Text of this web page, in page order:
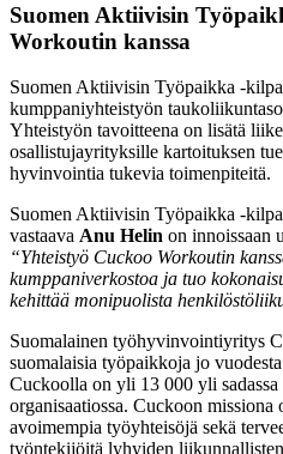
Suomen Aktiivisin
Workoutin kanssa
Suomen Aktiivisin Työpaikka -
kumppaniyhteistyön
Yhteistyön tavoitteena on lisätä
osallistujayrityksille kartoituksen
hyvinvointia tukevia toimenpiteitä.
Suomen Aktiivisin Työpaikka -
vastaava Anu Helin on innoissaan
“Yhteistyö Cuckoo Workoutin
kumppaniverkostoa ja tuo
kehittää monipuolista
Suomalainen työhyvinvointiyritys
suomalaisia työpaikkoja jo
Cuckoolla on yli 13 000 yli sadassa
organisaatiossa. Cuckoon
avoimempia työyhteisöjä sekä
työntekijöitä lyhyiden